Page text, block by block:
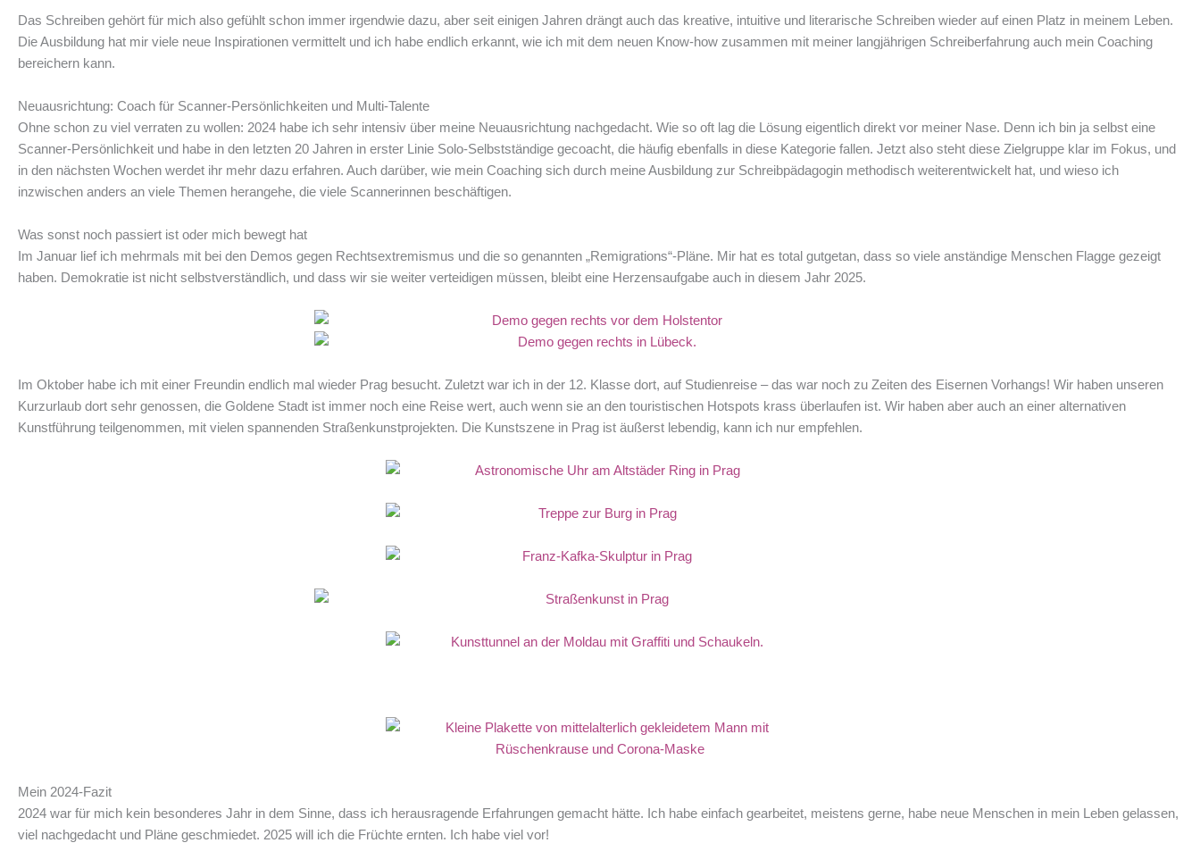
Das Schreiben gehört für mich also gefühlt schon immer irgendwie dazu, aber seit einigen Jahren drängt auch das kreative, intuitive und literarische Schreiben wieder auf einen Platz in meinem Leben.
Die Ausbildung hat mir viele neue Inspirationen vermittelt und ich habe endlich erkannt, wie ich mit dem neuen Know-how zusammen mit meiner langjährigen Schreiberfahrung auch mein Coaching
bereichern kann.
Neuausrichtung: Coach für Scanner-Persönlichkeiten und Multi-Talente
Ohne schon zu viel verraten zu wollen: 2024 habe ich sehr intensiv über meine Neuausrichtung nachgedacht. Wie so oft lag die Lösung eigentlich direkt vor meiner Nase. Denn ich bin ja selbst eine
Scanner-Persönlichkeit und habe in den letzten 20 Jahren in erster Linie Solo-Selbstständige gecoacht, die häufig ebenfalls in diese Kategorie fallen. Jetzt also steht diese Zielgruppe klar im Fokus, und
in den nächsten Wochen werdet ihr mehr dazu erfahren. Auch darüber, wie mein Coaching sich durch meine Ausbildung zur Schreibpädagogin methodisch weiterentwickelt hat, und wieso ich
inzwischen anders an viele Themen herangehe, die viele Scannerinnen beschäftigen.
Was sonst noch passiert ist oder mich bewegt hat
Im Januar lief ich mehrmals mit bei den Demos gegen Rechtsextremismus und die so genannten „Remigrations“-Pläne. Mir hat es total gutgetan, dass so viele anständige Menschen Flagge gezeigt
haben. Demokratie ist nicht selbstverständlich, und dass wir sie weiter verteidigen müssen, bleibt eine Herzensaufgabe auch in diesem Jahr 2025.
Im Oktober habe ich mit einer Freundin endlich mal wieder Prag besucht. Zuletzt war ich in der 12. Klasse dort, auf Studienreise – das war noch zu Zeiten des Eisernen Vorhangs! Wir haben unseren
Kurzurlaub dort sehr genossen, die Goldene Stadt ist immer noch eine Reise wert, auch wenn sie an den touristischen Hotspots krass überlaufen ist. Wir haben aber auch an einer alternativen
Kunstführung teilgenommen, mit vielen spannenden Straßenkunstprojekten. Die Kunstszene in Prag ist äußerst lebendig, kann ich nur empfehlen.
Mein 2024-Fazit
2024 war für mich kein besonderes Jahr in dem Sinne, dass ich herausragende Erfahrungen gemacht hätte. Ich habe einfach gearbeitet, meistens gerne, habe neue Menschen in mein Leben gelassen,
viel nachgedacht und Pläne geschmiedet. 2025 will ich die Früchte ernten. Ich habe viel vor!